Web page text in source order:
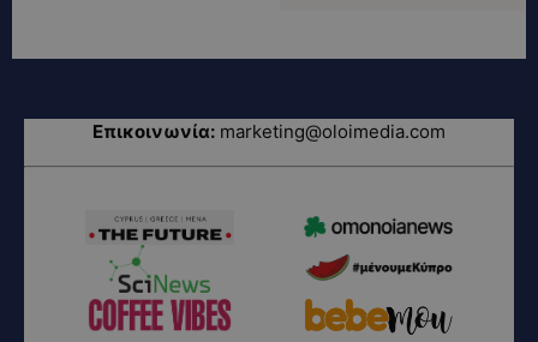
Επικοινωνία: marketing@oloimedia.com